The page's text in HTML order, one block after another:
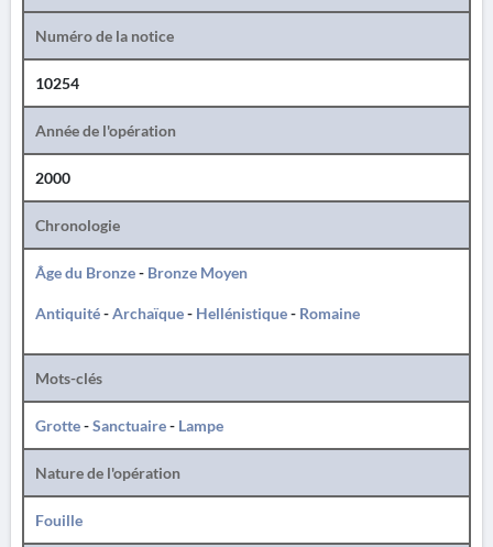
Numéro de la notice
10254
Année de l'opération
2000
Chronologie
Âge du Bronze- Bronze Moyen
Antiquité-Archaïque- Hellénistique- Romaine
Mots-clés
Grotte-Sanctuaire- Lampe
Nature de l'opération
Fouille